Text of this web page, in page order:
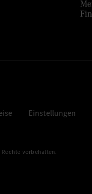
Einstellungen
vorbehalten.